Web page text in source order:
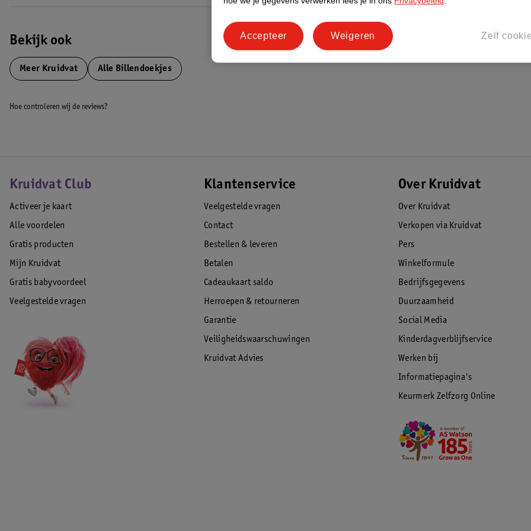
Bekijk ook
Meer Kruidvat Alle Billendoekjes
Hoe controleren wij de reviews?
Kruidvat Club
Activeer je kaart
Alle voordelen
Gratis producten
Mijn Kruidvat
Gratis babyvoordeel
Veelgestelde vragen
Klantenservice
Veelgestelde vragen
Contact
Bestellen & leveren
Betalen
Cadeaukaart saldo
Herroepen & retourneren
Garantie
Veiligheidswaarschuwingen
Kruidvat Advies
Over Kruidvat
Over Kruidvat
Verkopen via Kruidvat
Pers
Winkelformule
Bedrijfsgegevens
Duurzaamheid
Social Media
Kinderdagverblijfservice
Werken bij
Informatiepagina's
Keurmerk Zelfzorg Online
Zelf
Weigeren
Accepteer